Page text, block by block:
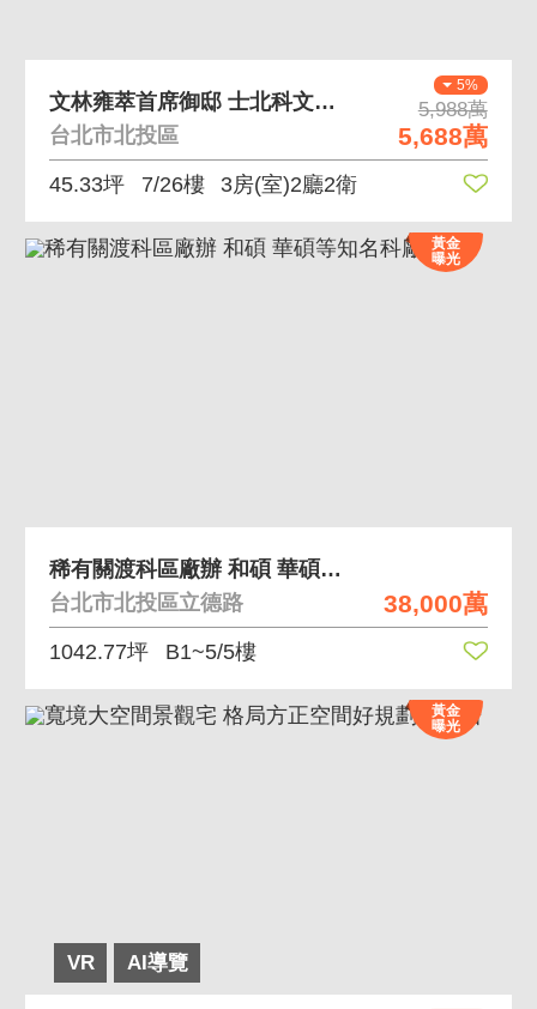
5%
5,988萬
5,688萬
文林雍萃首席御邸 士北科文林北路首排42米棟距
台北市北投區
45.33坪 7/26樓 3房(室)2廳2衛
黃金
曝光
38,000萬
稀有關渡科區廠辦 和碩 華碩等知名科廠芳鄰
台北市北投區立德路
1042.77坪 B1~5/5樓
VR AI導覽
黃金
曝光